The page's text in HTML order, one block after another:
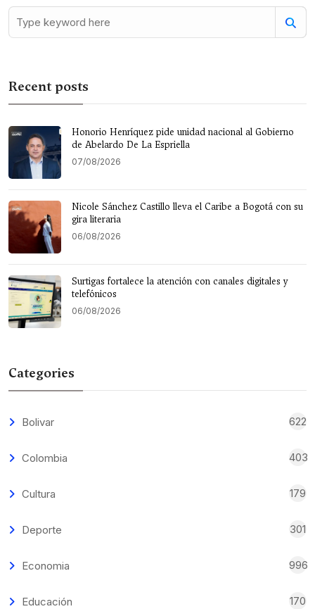
Recent posts
Honorio Henríquez pide unidad nacional al Gobierno
de Abelardo De La Espriella
07/08/2026
Nicole Sánchez Castillo lleva el Caribe a Bogotá con su
gira literaria
06/08/2026
Surtigas fortalece la atención con canales digitales y
telefónicos
06/08/2026
Categories
Bolivar 622
Colombia 403
Cultura 179
Deporte 301
Economia 996
Educación 170